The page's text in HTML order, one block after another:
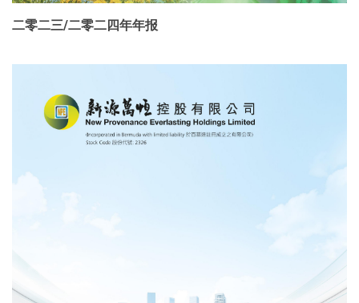
二零二三/二零二四年年报